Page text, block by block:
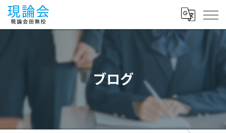
ブログ